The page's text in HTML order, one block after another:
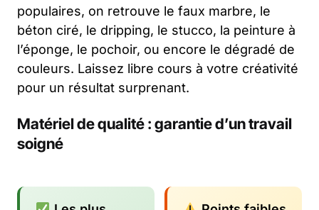
populaires, on retrouve le faux marbre, le
béton ciré, le dripping, le stucco, la peinture à
l’éponge, le pochoir, ou encore le dégradé de
couleurs. Laissez libre cours à votre créativité
pour un résultat surprenant.
Matériel de qualité : garantie d’un travail
soigné